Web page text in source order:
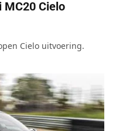
Cielo
Cielo uitvoering.